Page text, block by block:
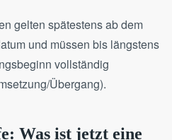
gelten spätestens ab dem
und müssen bis längstens
vollständig
Übergang).
Was ist jetzt eine